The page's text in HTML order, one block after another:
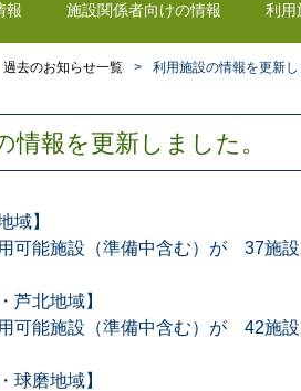
報 施設関係者向けの情報 利用
過去のお知らせ一覧 > 利用施設の情報を更新し
情報を更新しました。
域】
能施設（準備中含む）が 37施設
芦北地域】
能施設（準備中含む）が 42施設
球磨地域】